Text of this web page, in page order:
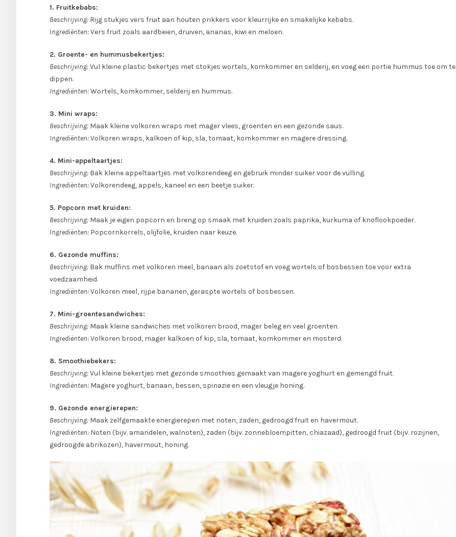
1. Fruitkebabs:
Beschrijving: Rijg stukjes vers fruit aan houten prikkers voor kleurrijke en smakelijke kebabs.
Ingrediënten:Vers fruit zoals aardbeien, druiven, ananas, kiwi en meloen.
2. Groente- en hummusbekertjes:
Beschrijving:Vul kleine plastic bekertjes met stokjes wortels, komkommer en selderij, en voeg een portie hummus toe om te
dippen.
Ingrediënten:Wortels, komkommer, selderij en hummus.
3. Mini wraps:
Beschrijving: Maak kleine volkoren wraps met mager vlees, groenten en een gezonde saus.
Ingrediënten:Volkoren wraps, kalkoen of kip, sla, tomaat, komkommer en magere dressing.
4. Mini-appeltaartjes:
Beschrijving: Bak kleine appeltaartjes met volkorendeeg en gebruik minder suiker voor de vulling.
Ingrediënten:Volkorendeeg, appels, kaneel en een beetje suiker.
5. Popcorn met kruiden:
Beschrijving: Maak je eigen popcorn en breng op smaak met kruiden zoals paprika, kurkuma of knoflookpoeder.
Ingrediënten: Popcornkorrels, olijfolie, kruiden naar keuze.
6. Gezonde muffins:
Beschrijving: Bak muffins met volkoren meel, banaan als zoetstof en voeg wortels of bosbessen toe voor extra
voedzaamheid.
Ingrediënten:Volkoren meel, rijpe bananen, geraspte wortels of bosbessen.
7. Mini-groentesandwiches:
Beschrijving: Maak kleine sandwiches met volkoren brood, mager beleg en veel groenten.
Ingrediënten:Volkoren brood, mager kalkoen of kip, sla, tomaat, komkommer en mosterd.
8. Smoothiebekers:
Beschrijving:Vul kleine bekertjes met gezonde smoothies gemaakt van magere yoghurt en gemengd fruit.
Ingrediënten: Magere yoghurt, banaan, bessen, spinazie en een vleugje honing.
9. Gezonde energierepen:
Beschrijving: Maak zelfgemaakte energierepen met noten, zaden, gedroogd fruit en havermout.
Ingrediënten: Noten (bijv. amandelen, walnoten), zaden (bijv. zonnebloempitten, chiazaad), gedroogd fruit (bijv. rozijnen,
gedroogde abrikozen), havermout, honing.